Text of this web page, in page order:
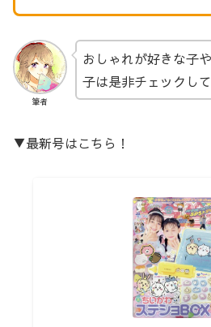
筆者
おしゃれが好きな子
子は是非チェックし
▼最新号はこちら！